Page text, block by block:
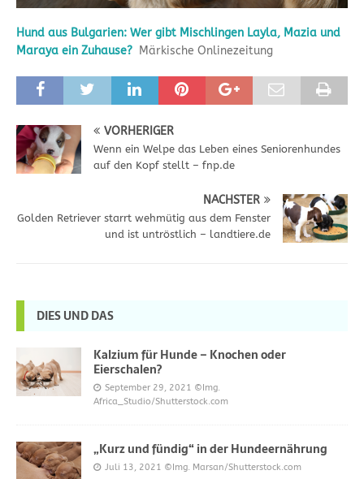
Hund aus Bulgarien: Wer gibt Mischlingen Layla, Mazia und
Maraya ein Zuhause? Märkische Onlinezeitung
VORHERIGER
Wenn ein Welpe das Leben eines Seniorenhundes
auf den Kopf stellt – fnp.de
NÄCHSTER
Golden Retriever starrt wehmütig aus dem Fenster
und ist untröstlich – landtiere.de
DIES UND DAS
Kalzium für Hunde – Knochen oder
Eierschalen?
September 29, 2021 ©Img.
Africa_Studio/Shutterstock.com
„Kurz und fündig“ in der Hundeernährung
Juli 13, 2021 ©Img. Marsan/Shutterstock.com